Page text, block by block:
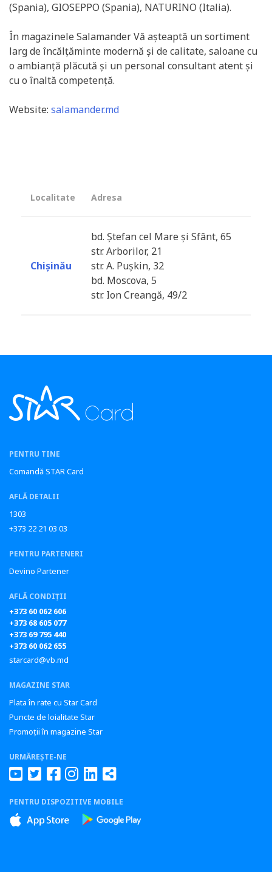
(Spania), GIOSEPPO (Spania), NATURINO (Italia).
În magazinele Salamander Vă aşteaptă un sortiment
larg de încălţăminte modernă şi de calitate, saloane cu
o ambianţă plăcută şi un personal consultant atent şi
cu o înaltă competenţă.
Website: salamander.md
Localitate Adresa
Chișinău
bd. Ștefan cel Mare și Sfânt, 65
str. Arborilor, 21
str. A. Pușkin, 32
bd. Moscova, 5
str. Ion Creangă, 49/2
PENTRU TINE
Comandă STAR Card
AFLĂ DETALII
1303
+373 22 21 03 03
PENTRU PARTENERI
Devino Partener
AFLĂ CONDIȚII
+373 60 062 606
+373 68 605 077
+373 69 795 440
+373 60 062 655
starcard@vb.md
MAGAZINE STAR
Plata în rate cu Star Card
Puncte de loialitate Star
Promoții în magazine Star
URMĂREȘTE-NE
PENTRU DISPOZITIVE MOBILE